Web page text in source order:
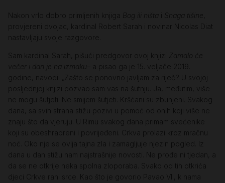
Nakon vrlo dobro primljenih knjiga Bog ili ništa i Snaga tišine
provjereni dvojac, kardinal Robert Sarah i novinar Nicolas Diat
nastavljaju svoje razgovore.
Sam kardinal Sarah, pišući predgovor ovoj knjizi
Zamalo će
večer i dan je na izmaku
– a pisao ga je 15. veljače 2019.
godine, navodi: „Zašto se ponovno javljam za riječ? U svojoj
posljednjoj knjizi pozvao sam vas na šutnju. Ja, međutim, više
ne mogu šutjeti. Ne smijem šutjeti. Kršćani su zbunjeni. Svakog
dana, sa svih strana stižu pozivi u pomoć od onih koji više ne
znaju što da vjeruju. U Rimu svakog dana primam svećenike
koji su obeshrabreni i povrijeđeni. Crkva prolazi kroz mračnu
noć. Oko nje se ovija tajna zla i zamagljuje njezin pogled. Iz
dana u dan stižu nam najstrašnije novosti. Ne prođe ni tjedan, a
da se ne otkrije neka spolna zloporaba. Svako od tih otkrića
djeci Crkve rani srce. Kao što je govorio Pavao VI., k nama